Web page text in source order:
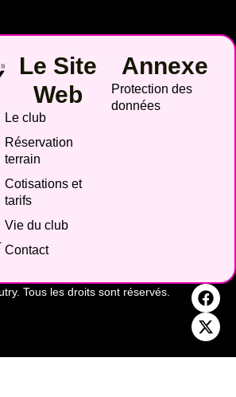
Le Site
Web
Le club
Réservation
terrain
Cotisations et
tarifs
Vie du club
Contact
Annexe
Protection des
données
Tous les droits sont réservés.